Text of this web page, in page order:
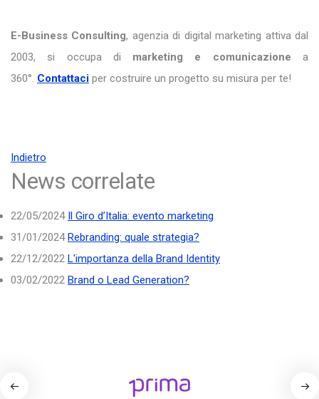
E-Business Consulting, agenzia di digital marketing attiva dal
2003, si occupa di marketing e comunicazione a
360°. Contattaci per costruire un progetto su misura per te!
Indietro
News correlate
22/05/2024 Il Giro d’Italia: evento marketing
31/01/2024 Rebranding: quale strategia?
22/12/2022 L'importanza della Brand Identity
03/02/2022 Brand o Lead Generation?